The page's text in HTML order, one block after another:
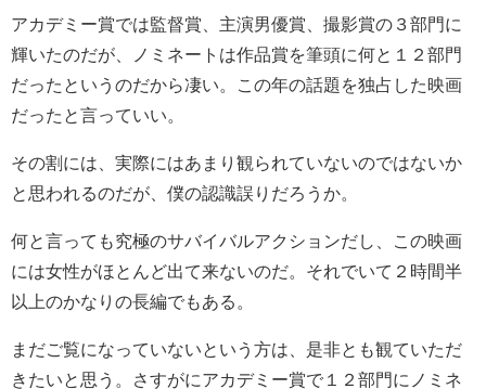
アカデミー賞では監督賞、主演男優賞、撮影賞の３部門に
輝いたのだが、ノミネートは作品賞を筆頭に何と１２部門
だったというのだから凄い。この年の話題を独占した映画
だったと言っていい。
その割には、実際にはあまり観られていないのではないか
と思われるのだが、僕の認識誤りだろうか。
何と言っても究極のサバイバルアクションだし、この映画
には女性がほとんど出て来ないのだ。それでいて２時間半
以上のかなりの長編でもある。
まだご覧になっていないという方は、是非とも観ていただ
きたいと思う。さすがにアカデミー賞で１２部門にノミネ